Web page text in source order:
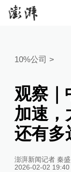
10%公司 >
观察｜
加速，
还有多
澎湃新闻记者 秦盛
2026-02-02 19:40